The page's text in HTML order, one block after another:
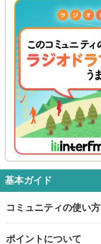
基本ガイド
コミュニティの使い方
ポイントについて